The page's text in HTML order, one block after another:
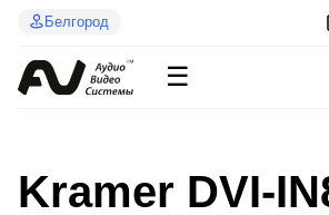
Белгород
☰
Kramer DVI-